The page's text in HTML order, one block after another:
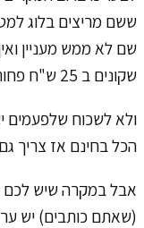
ששם מריצים בלוג
שם לא ממש מעניין
שקונים ב 25 ש"ח פחות או יותר (מה כבר אפשר לצפות?).
ולא לשכוח שלפעמים
הכל בחינם אז צריך
אבל במקרה שיש לכם
(שאתם כותבים) יש